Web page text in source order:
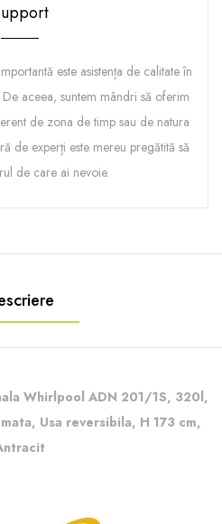
este asistența de calitate în
aceea, suntem mândri să oferim
de zona de timp sau de natura
de experți este mereu pregătită să
de care ai nevoie.
Whirlpool ADN 201/1S, 320l,
Usa reversibila, H 173 cm,